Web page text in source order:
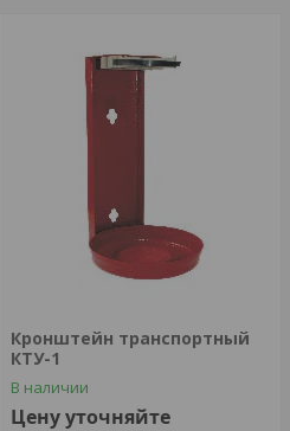
Кронштейн транспортный
КТУ-1
В наличии
Цену уточняйте